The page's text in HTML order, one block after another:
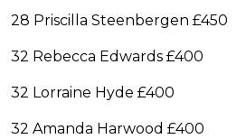
28 Priscilla Steenbergen £450
32 Rebecca Edwards £400
32 Lorraine Hyde £400
32 Amanda Harwood £400